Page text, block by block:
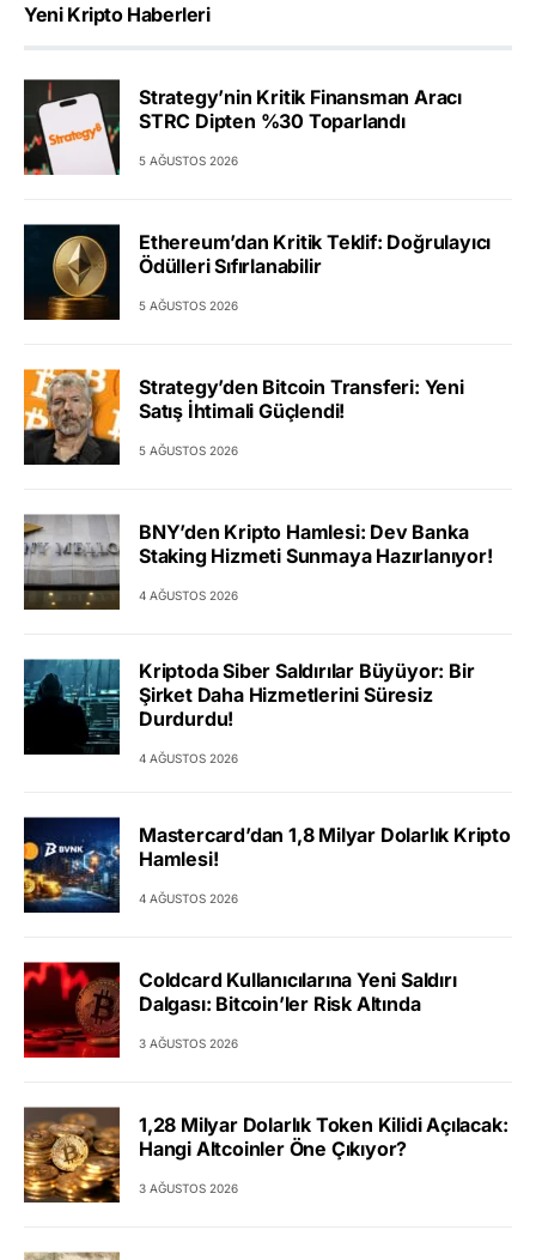
Yeni Kripto Haberleri
Strategy’nin Kritik Finansman Aracı
STRC Dipten %30 Toparlandı
5 AĞUSTOS 2026
Ethereum’dan Kritik Teklif: Doğrulayıcı
Ödülleri Sıfırlanabilir
5 AĞUSTOS 2026
Strategy’den Bitcoin Transferi: Yeni
Satış İhtimali Güçlendi!
5 AĞUSTOS 2026
BNY’den Kripto Hamlesi: Dev Banka
Staking Hizmeti Sunmaya Hazırlanıyor!
4 AĞUSTOS 2026
Kriptoda Siber Saldırılar Büyüyor: Bir
Şirket Daha Hizmetlerini Süresiz
Durdurdu!
4 AĞUSTOS 2026
Mastercard’dan 1,8 Milyar Dolarlık Kripto
Hamlesi!
4 AĞUSTOS 2026
Coldcard Kullanıcılarına Yeni Saldırı
Dalgası: Bitcoin’ler Risk Altında
3 AĞUSTOS 2026
1,28 Milyar Dolarlık Token Kilidi Açılacak:
Hangi Altcoinler Öne Çıkıyor?
3 AĞUSTOS 2026